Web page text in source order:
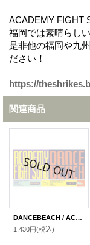
ACADEMY FIGHT
福岡では素晴らし
是非他の福岡や九
ださい！
https://
関連商品
DANCEBEACH / ACADEMY FIGHT SONG / split (7inch＋DLコード)
1,430円(税込)